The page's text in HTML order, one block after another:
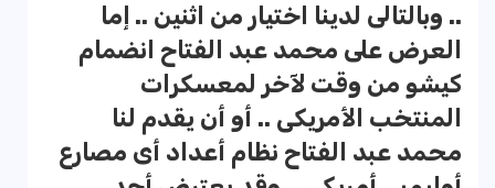
.. وبالتالى لدينا اختيار من اثنين .. إما
العرض على محمد عبد الفتاح انضمام
كيشو من وقت لآخر لمعسكرات
المنتخب الأمريكى .. أو أن يقدم لنا
محمد عبد الفتاح نظام أعداد أى مصارع